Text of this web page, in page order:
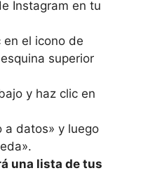
Instagram ⁢en tu
en el icono de
‌superior
y haz ⁤clic en
a datos» y luego
una lista de tus